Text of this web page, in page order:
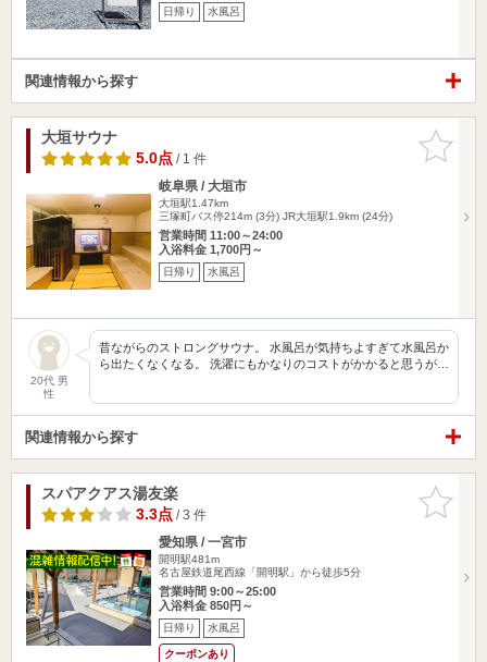
日帰り 水風呂
関連情報から探す
お気に入
りに追加
大垣サウナ
5.0点/ 1 件
岐阜県 / 大垣市
大垣駅1.47km
三塚町バス停214m (3分) JR大垣駅1.9km (24分)
営業時間 11:00～24:00
入浴料金 1,700円～
日帰り 水風呂
20代 男
性
昔ながらのストロングサウナ。 水風呂が気持ちよすぎて水風呂か
ら出たくなくなる。 洗濯にもかなりのコストがかかると思うが…
関連情報から探す
お気に入
りに追加
スパアクアス湯友楽
3.3点/ 3 件
愛知県 / 一宮市
開明駅481m
名古屋鉄道尾西線「開明駅」から徒歩5分
営業時間 9:00～25:00
入浴料金 850円～
日帰り 水風呂
クーポンあり